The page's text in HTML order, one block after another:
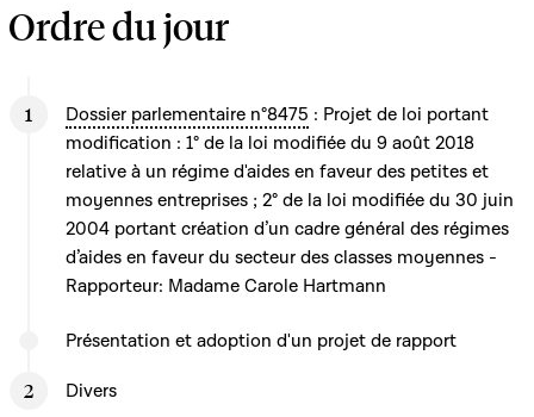
Ordre du jour
Dossier parlementaire n°8475 : Projet de loi portant
modification : 1° de la loi modifiée du 9 août 2018
relative à un régime d'aides en faveur des petites et
moyennes entreprises ; 2° de la loi modifiée du 30 juin
2004 portant création d’un cadre général des régimes
d’aides en faveur du secteur des classes moyennes -
Rapporteur: Madame Carole Hartmann
Présentation et adoption d'un projet de rapport
Divers